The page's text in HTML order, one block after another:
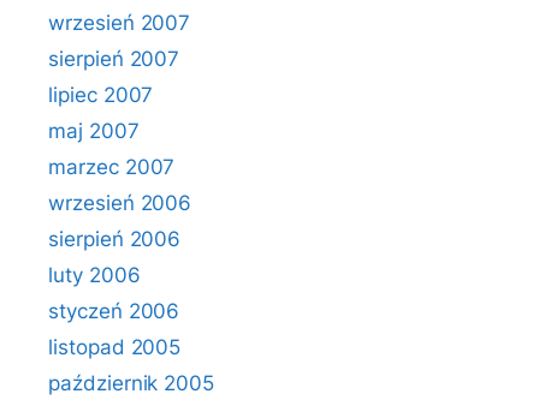
wrzesień 2007
sierpień 2007
lipiec 2007
maj 2007
marzec 2007
wrzesień 2006
sierpień 2006
luty 2006
styczeń 2006
listopad 2005
październik 2005